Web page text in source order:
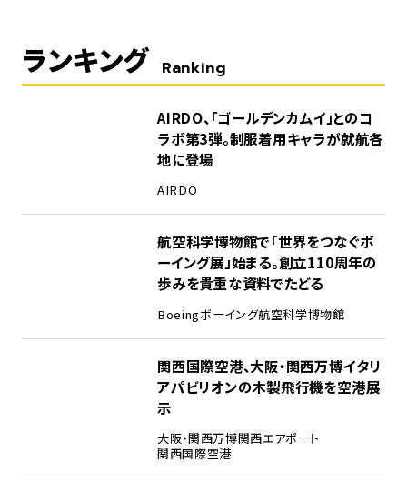
ランキング Ranking
AIRDO、「ゴールデンカムイ」とのコ
ラボ第3弾。制服着用キャラが就航各
地に登場
AIRDO
航空科学博物館で「世界をつなぐボ
ーイング展」始まる。創立110周年の
歩みを貴重な資料でたどる
Boeingボーイング航空科学博物館
関西国際空港、大阪・関西万博イタリ
アパビリオンの木製飛行機を空港展
示
大阪・関西万博関西エアポート
関西国際空港